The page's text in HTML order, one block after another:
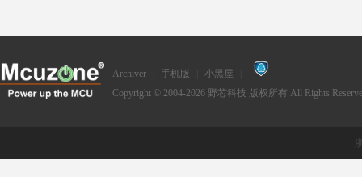
Archiver 手机版 小黑屋
Copyright © 2004-2026 野芯科技 版权所有 All Rights